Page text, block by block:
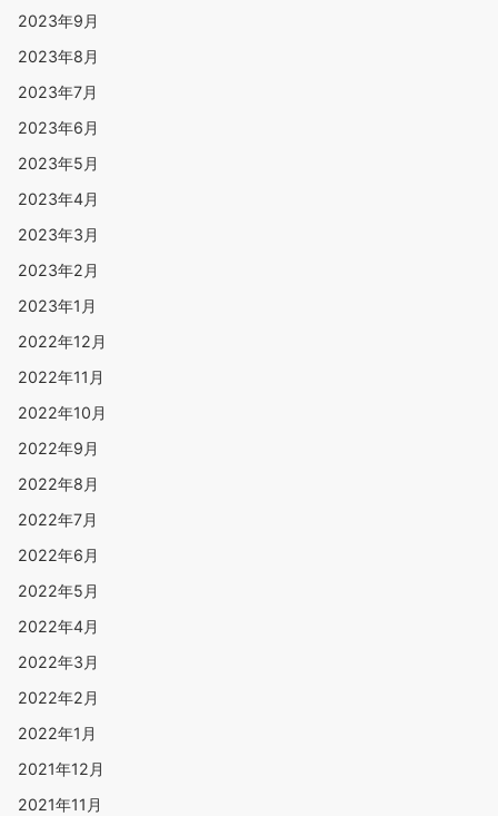
2023年9月
2023年8月
2023年7月
2023年6月
2023年5月
2023年4月
2023年3月
2023年2月
2023年1月
2022年12月
2022年11月
2022年10月
2022年9月
2022年8月
2022年7月
2022年6月
2022年5月
2022年4月
2022年3月
2022年2月
2022年1月
2021年12月
2021年11月